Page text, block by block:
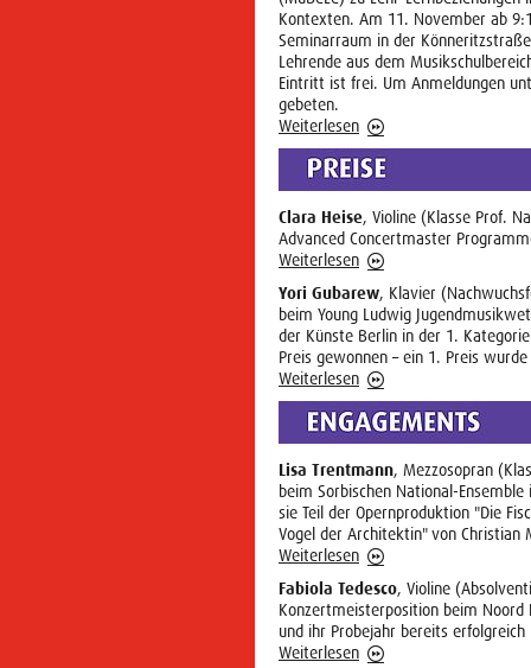
Kontexten. Am 11. November ab
Seminarraum in der
Lehrende aus dem
Eintritt ist frei. Um Anmeldungen
gebeten.
Weiterlesen
Clara Heise, Violine (Klasse Prof.
Advanced Concertmaster
Weiterlesen
Yori Gubarew, Klavier
beim Young Ludwig
der Künste Berlin in der 1.
Preis gewonnen – ein 1. Preis
Weiterlesen
Lisa Trentmann, Mezzosopran
beim Sorbischen National-
sie Teil der Opernproduktion "Die
Vogel der Architektin" von Christian
Weiterlesen
Fabiola Tedesco, Violine
Konzertmeisterposition beim Noord
und ihr Probejahr bereits erfolgreich
Weiterlesen